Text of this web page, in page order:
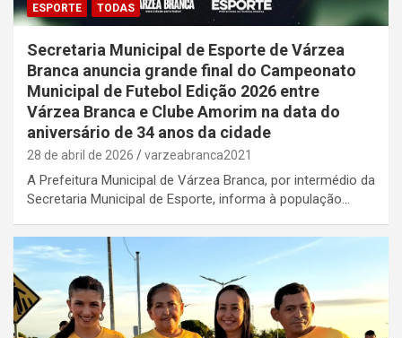
ESPORTE TODAS
Secretaria Municipal de Esporte de Várzea
Branca anuncia grande final do Campeonato
Municipal de Futebol Edição 2026 entre
Várzea Branca e Clube Amorim na data do
aniversário de 34 anos da cidade
28 de abril de 2026 varzeabranca2021
A Prefeitura Municipal de Várzea Branca, por intermédio da
Secretaria Municipal de Esporte, informa à população…